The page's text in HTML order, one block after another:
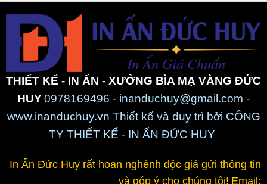
THIẾT KẾ - IN ẤN - XƯỞNG BÌA MẠ VÀNG ĐỨC
HUY0978169496 - inanduchuy@gmail.com -
www.inanduchuy.vn Thiết kế và duy trì bởi CÔNG
TY THIẾT KẾ - IN ẤN ĐỨC HUY
In Ấn Đức Huy rất hoan nghênh độc giả gửi thông tin
và góp ý cho chúng tôi! Email: